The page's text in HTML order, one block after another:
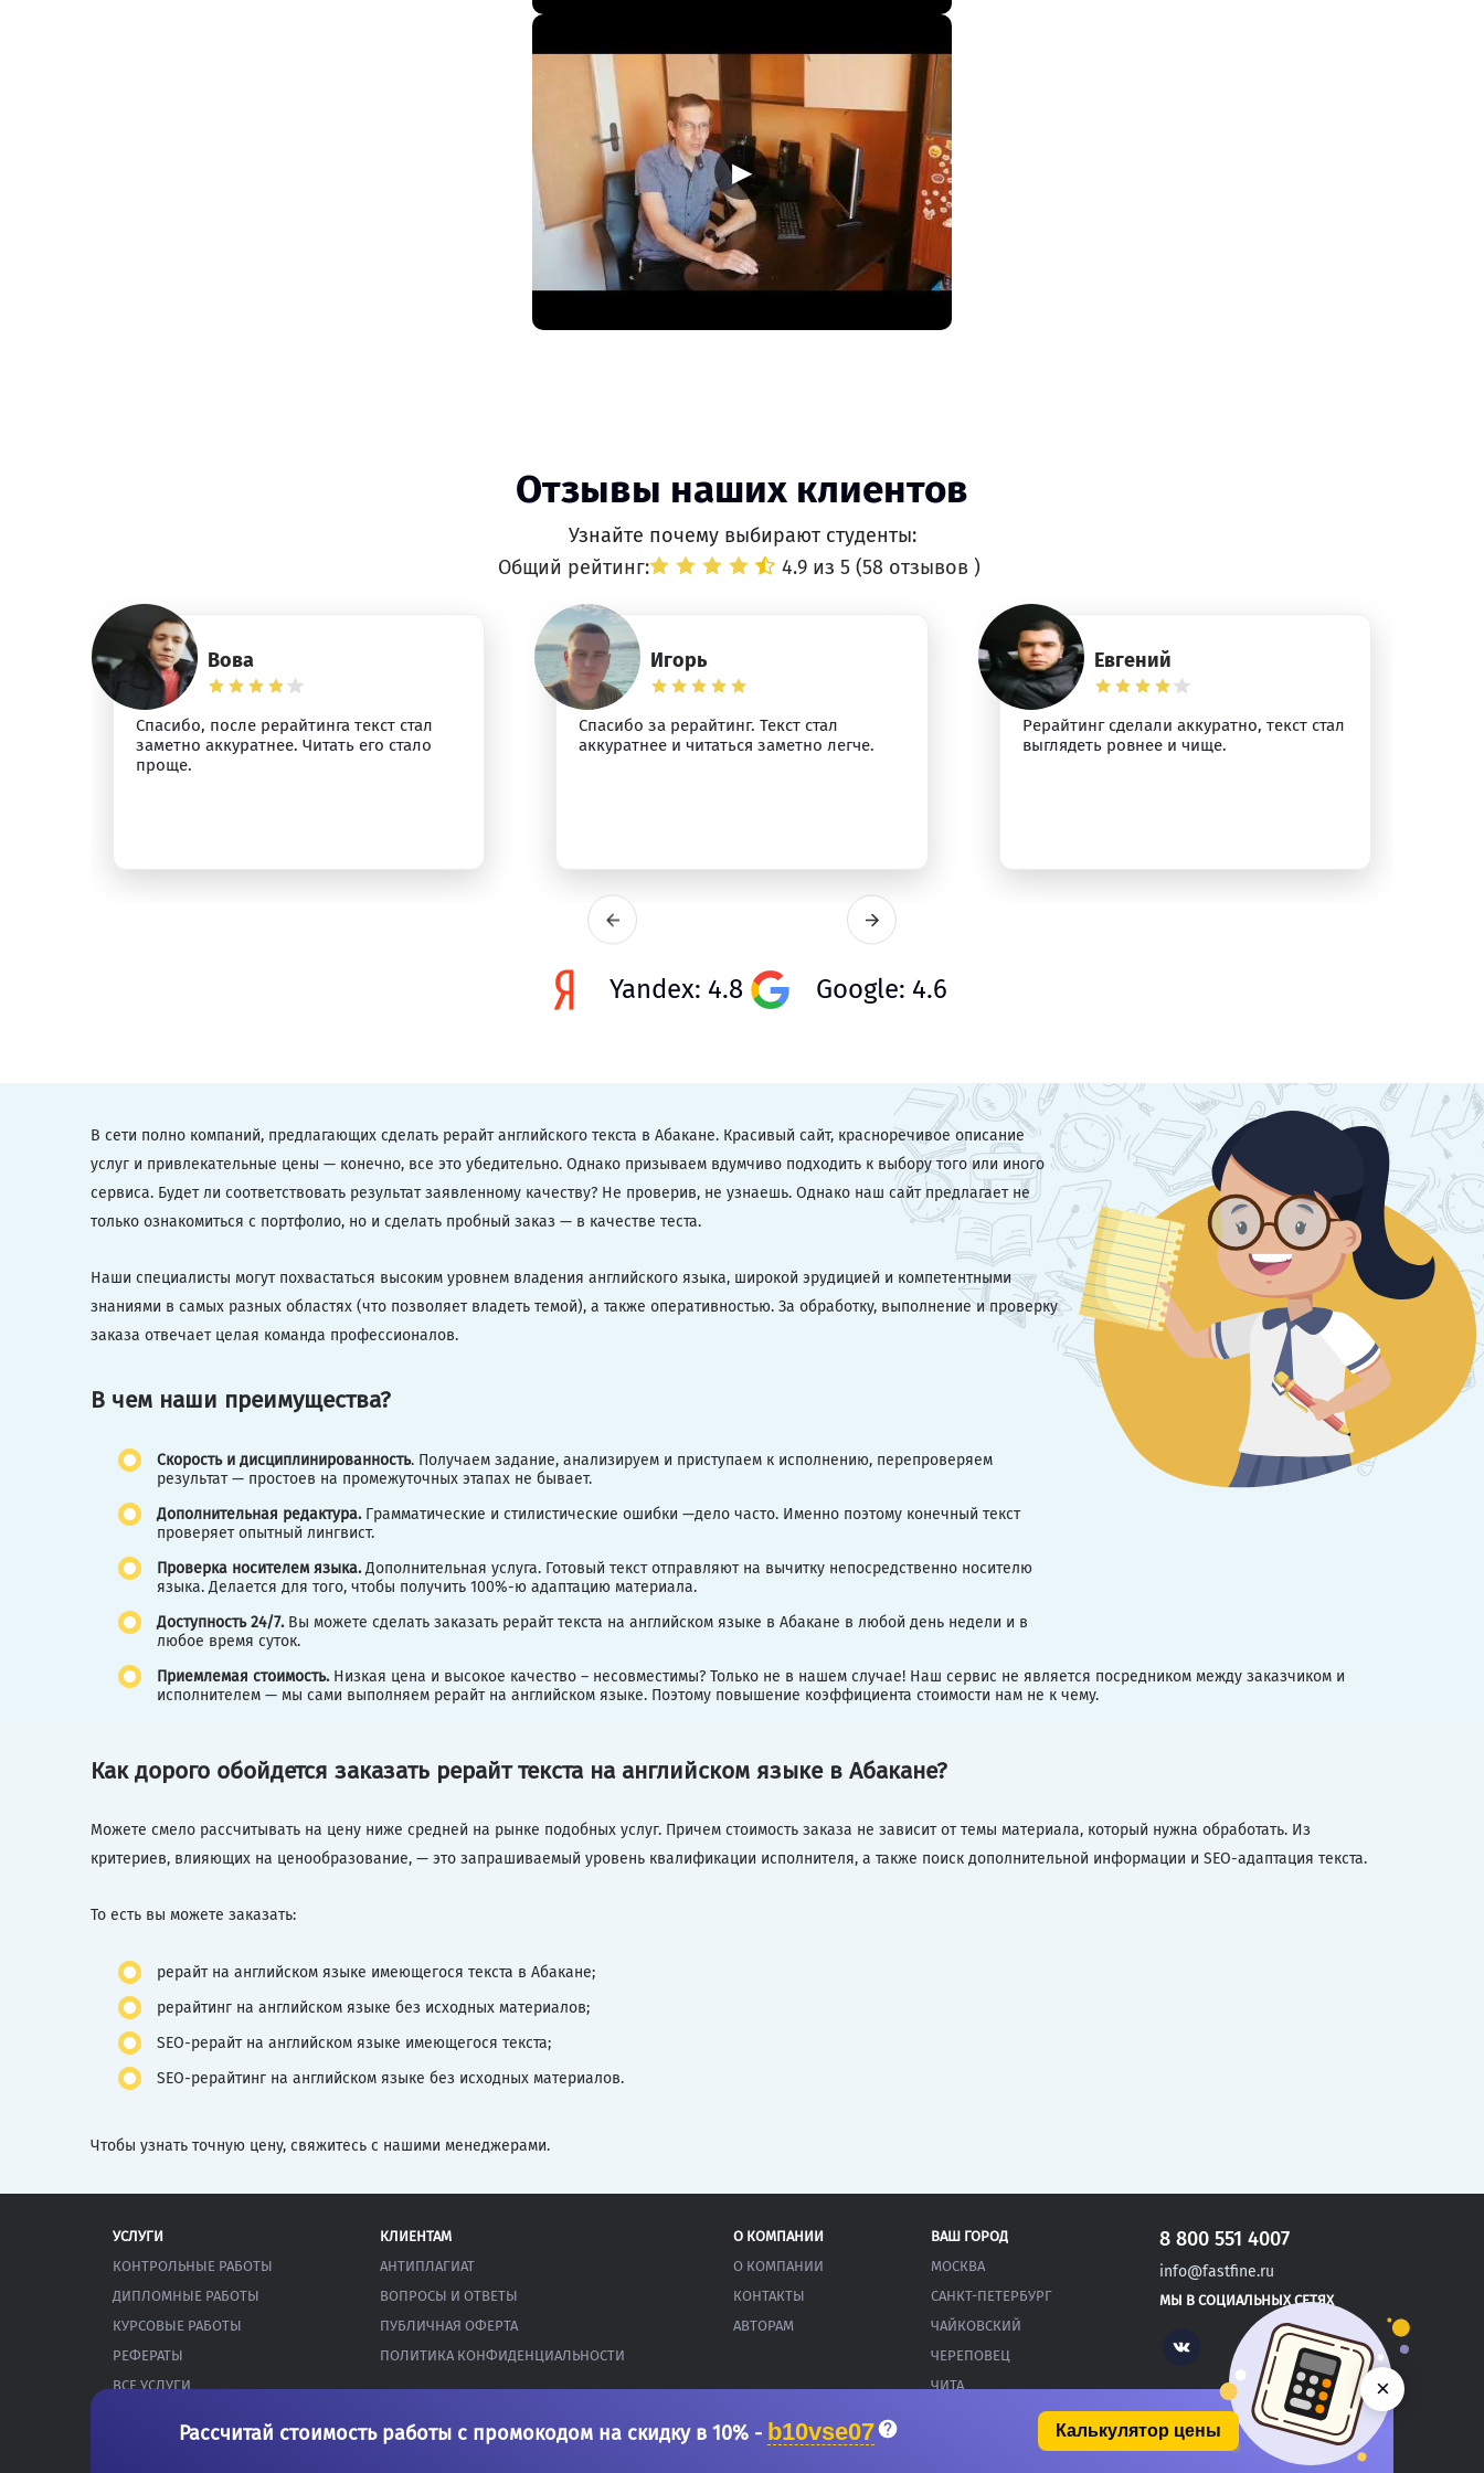
▶
Отзывы наших клиентов
Узнайте почему выбирают студенты:
Общий рейтинг:
4.9 из 5 (58 отзывов )
Вова
Спасибо, после рерайтинга текст стал
заметно аккуратнее. Читать его стало
проще.
Игорь
Спасибо за рерайтинг. Текст стал
аккуратнее и читаться заметно легче.
Евгений
Рерайтинг сделали аккуратно, текст стал
выглядеть ровнее и чище.
Yandex: 4.8 Google: 4.6
В сети полно компаний, предлагающих сделать рерайт английского текста в Абакане. Красивый сайт, красноречивое описание
услуг и привлекательные цены — конечно, все это убедительно. Однако призываем вдумчиво подходить к выбору того или иного
сервиса. Будет ли соответствовать результат заявленному качеству? Не проверив, не узнаешь. Однако наш сайт предлагает не
только ознакомиться с портфолио, но и сделать пробный заказ — в качестве теста.
Наши специалисты могут похвастаться высоким уровнем владения английского языка, широкой эрудицией и компетентными
знаниями в самых разных областях (что позволяет владеть темой), а также оперативностью. За обработку, выполнение и проверку
заказа отвечает целая команда профессионалов.
В чем наши преимущества?
Скорость и дисциплинированность. Получаем задание, анализируем и приступаем к исполнению, перепроверяем
результат — простоев на промежуточных этапах не бывает.
Дополнительная редактура. Грамматические и стилистические ошибки —дело часто. Именно поэтому конечный текст
проверяет опытный лингвист.
Проверка носителем языка.Дополнительная услуга. Готовый текст отправляют на вычитку непосредственно носителю
языка. Делается для того, чтобы получить 100%-ю адаптацию материала.
Доступность 24/7. Вы можете сделать заказать рерайт текста на английском языке в Абакане в любой день недели и в
любое время суток.
Приемлемая стоимость. Низкая цена и высокое качество – несовместимы? Только не в нашем случае! Наш сервис не является посредником между заказчиком и
исполнителем — мы сами выполняем рерайт на английском языке. Поэтому повышение коэффициента стоимости нам не к чему.
Как дорого обойдется заказать рерайт текста на английском языке в Абакане?
Можете смело рассчитывать на цену ниже средней на рынке подобных услуг. Причем стоимость заказа не зависит от темы материала, который нужна обработать. Из
критериев, влияющих на ценообразование, — это запрашиваемый уровень квалификации исполнителя, а также поиск дополнительной информации и SEO-адаптация текста.
То есть вы можете заказать:
рерайт на английском языке имеющегося текста в Абакане;
рерайтинг на английском языке без исходных материалов;
SEO-рерайт на английском языке имеющегося текста;
SEO-рерайтинг на английском языке без исходных материалов.
Чтобы узнать точную цену, свяжитесь с нашими менеджерами.
УСЛУГИ
КОНТРОЛЬНЫЕ РАБОТЫ
ДИПЛОМНЫЕ РАБОТЫ
КУРСОВЫЕ РАБОТЫ
РЕФЕРАТЫ
ВСЕ УСЛУГИ
КЛИЕНТАМ
АНТИПЛАГИАТ
ВОПРОСЫ И ОТВЕТЫ
ПУБЛИЧНАЯ ОФЕРТА
ПОЛИТИКА КОНФИДЕНЦИАЛЬНОСТИ
О КОМПАНИИ
О КОМПАНИИ
КОНТАКТЫ
АВТОРАМ
ВАШ ГОРОД
МОСКВА
САНКТ-ПЕТЕРБУРГ
ЧАЙКОВСКИЙ
ЧЕРЕПОВЕЦ
ЧИТА
8 800 551 4007
info@fastfine.ru
МЫ В СОЦИАЛЬНЫХ СЕТЯХ
Vk
Рассчитай стоимость работы с промокодом на скидку в 10% - b10vse07 Калькулятор цены
×